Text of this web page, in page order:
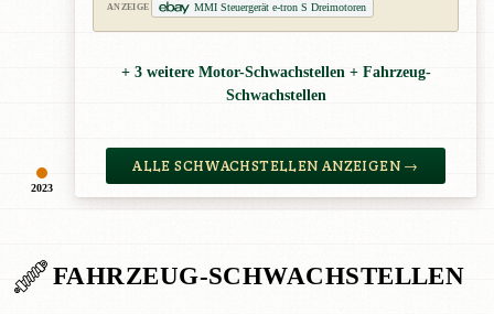
2023
ANZEIGE MMI Steuergerät e-tron S Dreimotoren
+ 3 weitere Motor-Schwachstellen + Fahrzeug-
Schwachstellen
ALLE SCHWACHSTELLEN ANZEIGEN →
FAHRZEUG-SCHWACHSTELLEN